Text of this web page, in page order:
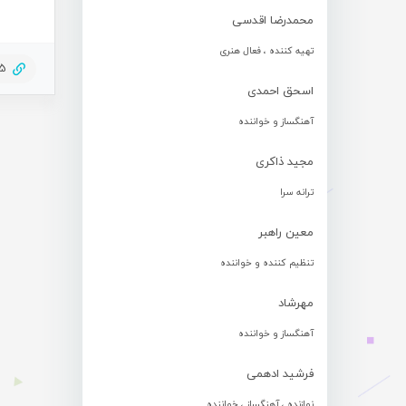
محمدرضا اقدسی
تهیه کننده ، فعال هنری
اسحق احمدی
آهنگساز و خواننده
مجید ذاکری
ترانه سرا
معین راهبر
تنظیم کننده و خواننده
مهرشاد
آهنگساز و خواننده
فرشید ادهمی